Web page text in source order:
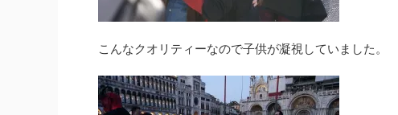
こんなクオリティーなので子供が凝視していました。
去年配布したものの再配布です。Twitterをフォロー
ら無料配布することいたしました。今回も二次布以
いただいて問題ありません。常々RTやいいねしてく
ださっている方に何かお返しをしたいと思っている
のですがその一環として放出します。 ロンドンタワ
ReadMore
メリークリスマスも近い
城と古都シギショアラの
チーフになったブラド三
ド三世は串刺し公と呼ば
オスマントルコの兵の闘